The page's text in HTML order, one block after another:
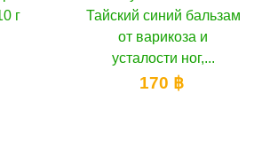
г
Тайский синий бальзам
от варикоза и
усталости ног,...
170 ฿